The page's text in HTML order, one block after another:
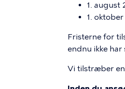
1. august
1.
Fristerne for
endnu ikke har
Vi tilstræber